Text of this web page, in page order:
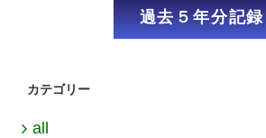
過去５年分記録
カテゴリー
all